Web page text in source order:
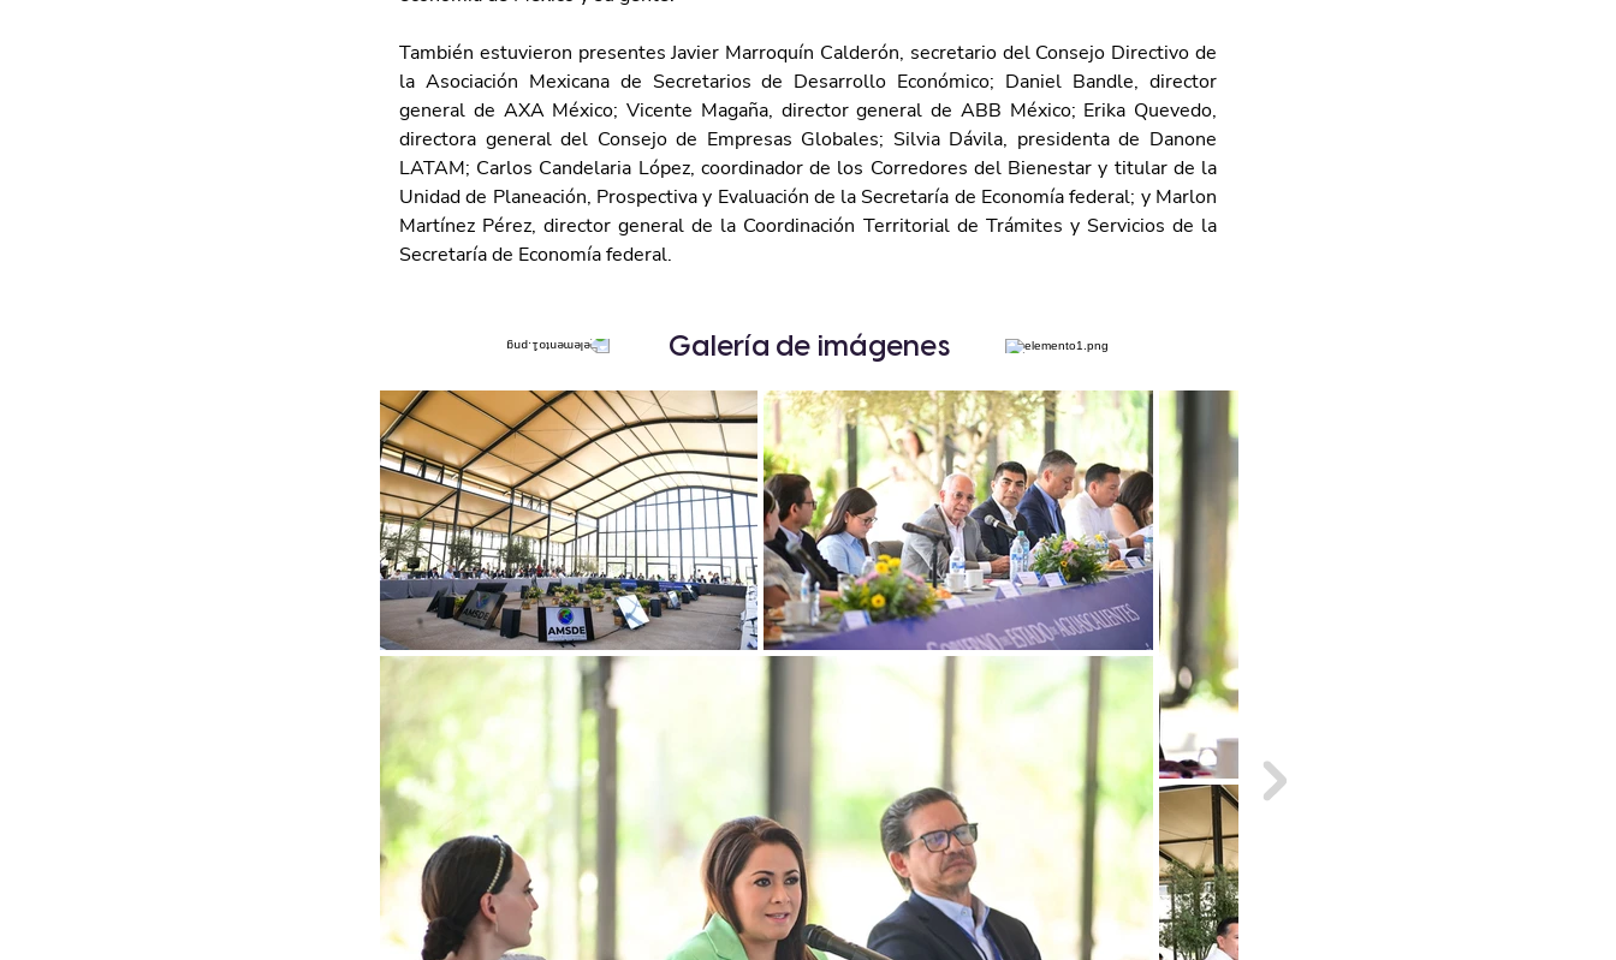
También estuvieron presentes Javier Marroquín Calderón, secretario del Consejo Directivo de
la Asociación Mexicana de Secretarios de Desarrollo Económico; Daniel Bandle, director
general de AXA México; Vicente Magaña, director general de ABB México; Erika Quevedo,
directora general del Consejo de Empresas Globales; Silvia Dávila, presidenta de Danone
LATAM; Carlos Candelaria López, coordinador de los Corredores del Bienestar y titular de la
Unidad de Planeación, Prospectiva y Evaluación de la Secretaría de Economía federal; y Marlon
Martínez Pérez, director general de la Coordinación Territorial de Trámites y Servicios de la
Secretaría de Economía federal.
Galería de imágenes